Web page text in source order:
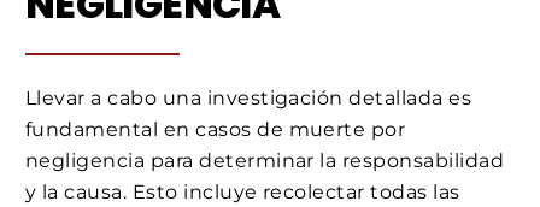
Llevar a cabo una investigación detallada es
fundamental en casos de muerte por
negligencia para determinar la responsabilidad
y la causa. Esto incluye recolectar todas las